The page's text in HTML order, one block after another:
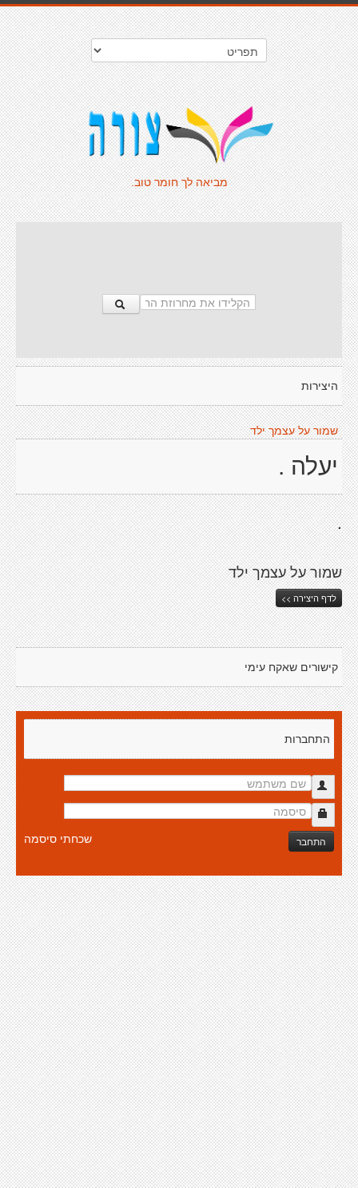
מביאה לך חומר טוב.
היצירות
שמור על עצמך ילד
יעלה .
.
שמור על עצמך ילד
לדף היצירה >>
קישורים שאקח עימי
התחברות
התחבר שכחתי סיסמה